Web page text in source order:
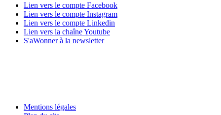
Lien vers le compte Facebook
Lien vers le compte Instagram
Lien vers le compte Linkedin
Lien vers la chaîne Youtube
S'aWonner à la newsletter
Mentions légales